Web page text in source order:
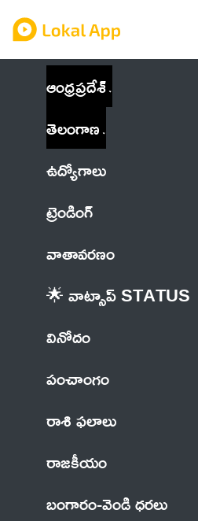
ఆంధ్రప్రదేశ్
తెలంగాణ
ఉద్యోగాలు
ట్రెండింగ్
వాతావరణం
🌟 వాట్సాప్ STATUS
వినోదం
పంచాంగం
రాశి ఫలాలు
రాజకీయం
బంగారం-వెండి ధరలు